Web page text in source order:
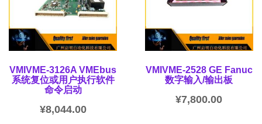
VMIVME-3126A VMEbus
系统复位或用户执行软件
命令启动
¥8,044.00
VMIVME-2528 GE Fanuc
数字输入/输出板
¥7,800.00